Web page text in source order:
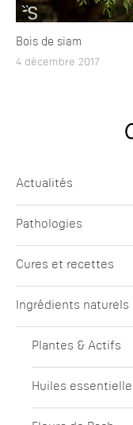
Bois de siam
4 décembre 2017
Actualités
Pathologies
Cures et recettes
Ingrédients naturels
Plantes & Actifs
Huiles